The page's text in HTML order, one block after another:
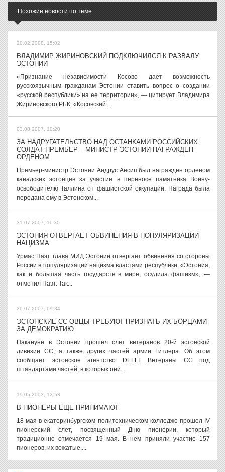
Похожие новости по теме
20.02.2008, 15:02
ВЛАДИМИР ЖИРИНОВСКИЙ ПОДКЛЮЧИЛСЯ К РАЗВАЛУ
ЭСТОНИИ
«Признание независимости Косово дает возможность
русскоязычным гражданам Эстонии ставить вопрос о создании
«русской республики» на ее территории», — цитирует Владимира
Жириновского РБК. «Косовский...
03.08.2007, 10:20
ЗА НАДРУГАТЕЛЬСТВО НАД ОСТАНКАМИ РОССИЙСКИХ
СОЛДАТ ПРЕМЬЕР – МИНИСТР ЭСТОНИИ НАГРАЖДЕН
ОРДЕНОМ
Премьер-министр Эстонии Андрус Ансип был награжден орденом
канадских эстонцев за участие в переносе памятника Воину-
освободителю Таллина от фашистской оккупации. Награда была
передана ему в Эстонском...
31.07.2007, 11:30
ЭСТОНИЯ ОТВЕРГАЕТ ОБВИНЕНИЯ В ПОПУЛЯРИЗАЦИИ
НАЦИЗМА
Урмас Паэт глава МИД Эстонии отвергает обвинения со стороны
России в популяризации нацизма властями республики. «Эстония,
как и большая часть государств в мире, осудила фашизм», —
отметил Паэт. Так...
30.07.2007, 09:34
ЭСТОНСКИЕ СС-ОВЦЫ ТРЕБУЮТ ПРИЗНАТЬ ИХ БОРЦАМИ
ЗА ДЕМОКРАТИЮ
Накануне в Эстонии прошел слет ветеранов 20-й эстонской
дивизии СС, а также других частей армии Гитлера. Об этом
сообщает эстонское агентство DELFI. Ветераны СС под
штандартами частей, в которых они...
19.05.2003, 12:53
В ПИОНЕРЫ ЕЩЕ ПРИНИМАЮТ
18 мая в екатеринбургском политехническом колледже прошел IV
пионерский слет, посвященный Дню пионерии, который
традиционно отмечается 19 мая. В нем приняли участие 157
пионеров, их вожатые,...